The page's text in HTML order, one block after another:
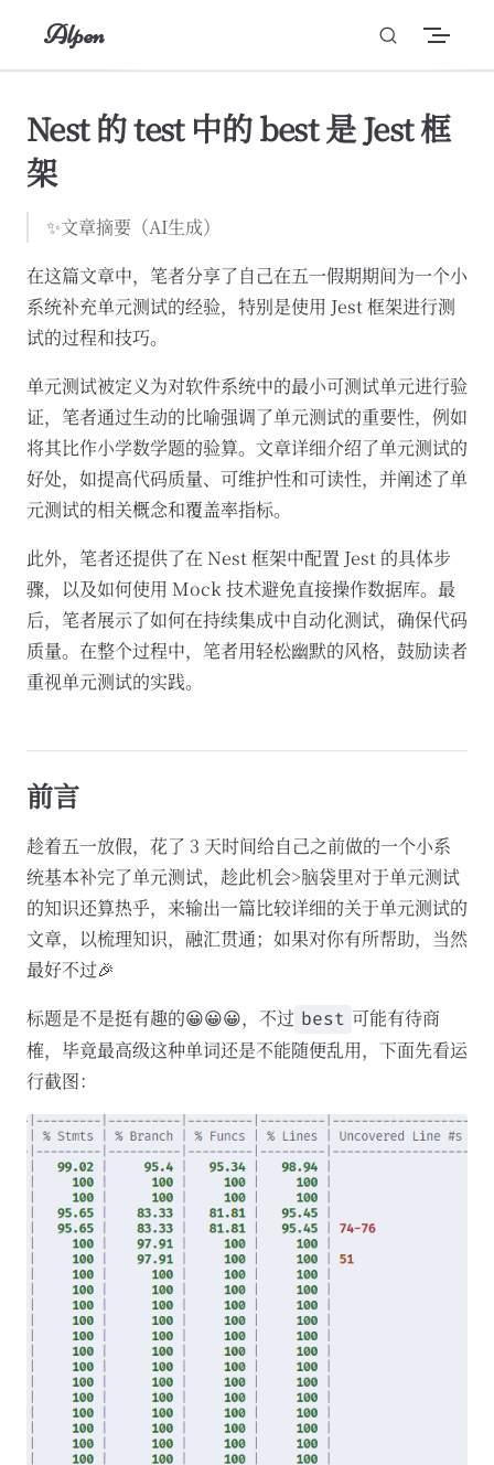
Skip to content
Alpen
Nest 的 test 中的 best 是 Jest 框
架
✨文章摘要（AI生成）
在这篇文章中，笔者分享了自己在五一假期期间为一个小
系统补充单元测试的经验，特别是使用 Jest 框架进行测
试的过程和技巧。
单元测试被定义为对软件系统中的最小可测试单元进行验
证，笔者通过生动的比喻强调了单元测试的重要性，例如
将其比作小学数学题的验算。文章详细介绍了单元测试的
好处，如提高代码质量、可维护性和可读性，并阐述了单
元测试的相关概念和覆盖率指标。
此外，笔者还提供了在 Nest 框架中配置 Jest 的具体步
骤，以及如何使用 Mock 技术避免直接操作数据库。最
后，笔者展示了如何在持续集成中自动化测试，确保代码
质量。在整个过程中，笔者用轻松幽默的风格，鼓励读者
重视单元测试的实践。
前言
趁着五一放假，花了 3 天时间给自己之前做的一个小系
统基本补完了单元测试，趁此机会>脑袋里对于单元测试
的知识还算热乎，来输出一篇比较详细的关于单元测试的
文章，以梳理知识，融汇贯通；如果对你有所帮助，当然
最好不过🎉
标题是不是挺有趣的😀😀😀，不过 best 可能有待商
榷，毕竟最高级这种单词还是不能随便乱用，下面先看运
行截图：